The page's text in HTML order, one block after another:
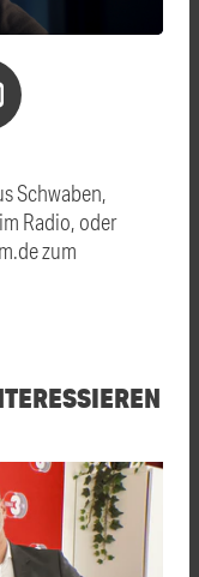
Schwaben,
Radio, oder
zum